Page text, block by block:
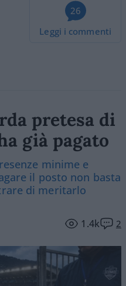
26
Leggi i commenti
pretesa di
già pagato
minime e
il posto non basta
di meritarlo
1.4k 2